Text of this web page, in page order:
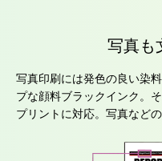
写真も
写真印刷には発色の良い染
プな顔料ブラックインク。
プリントに対応。写真など